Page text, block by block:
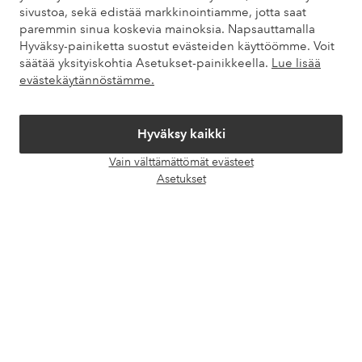
sivustoa, sekä edistää markkinointiamme, jotta saat
paremmin sinua koskevia mainoksia. Napsauttamalla
Hyväksy-painiketta suostut evästeiden käyttöömme. Voit
säätää yksityiskohtia Asetukset-painikkeella. Lue lisää
evästekäytännöstämme.
Hyväksy kaikki
Vain välttämättömät evästeet
Asetukset
Asiakaspalvelu Tilaukset Maksutavat
Omat sivut
Tietoa Elloksesta